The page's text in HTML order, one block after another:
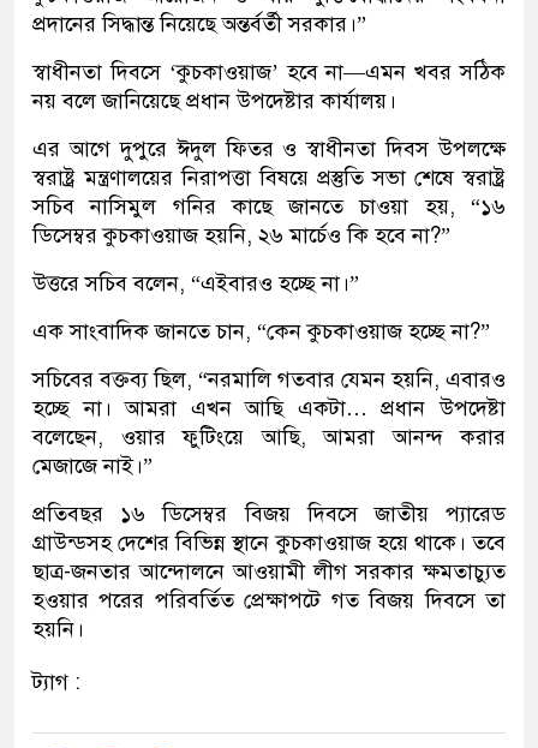
প্রদানের সিদ্ধান্ত নিয়েছে অন্তর্বর্তী সরকার।”
স্বাধীনতা দিবসে ‘কুচকাওয়াজ’ হবে না—এমন খবর সঠিক
নয় বলে জানিয়েছে প্রধান উপদেষ্টার কার্যালয়।
এর আগে দুপুরে ঈদুল ফিতর ও স্বাধীনতা দিবস উপলক্ষে
স্বরাষ্ট্র মন্ত্রণালয়ের নিরাপত্তা বিষয়ে প্রস্তুতি সভা শেষে স্বরাষ্ট্র
সচিব নাসিমুল গনির কাছে জানতে চাওয়া হয়, “১৬
ডিসেম্বর কুচকাওয়াজ হয়নি, ২৬ মার্চেও কি হবে না?”
উত্তরে সচিব বলেন, “এইবারও হচ্ছে না।”
এক সাংবাদিক জানতে চান, “কেন কুচকাওয়াজ হচ্ছে না?”
সচিবের বক্তব্য ছিল, “নরমালি গতবার যেমন হয়নি, এবারও
হচ্ছে না। আমরা এখন আছি একটা… প্রধান উপদেষ্টা
বলেছেন, ওয়ার ফুটিংয়ে আছি, আমরা আনন্দ করার
মেজাজে নাই।”
প্রতিবছর ১৬ ডিসেম্বর বিজয় দিবসে জাতীয় প্যারেড
গ্রাউন্ডসহ দেশের বিভিন্ন স্থানে কুচকাওয়াজ হয়ে থাকে। তবে
ছাত্র-জনতার আন্দোলনে আওয়ামী লীগ সরকার ক্ষমতাচ্যুত
হওয়ার পরের পরিবর্তিত প্রেক্ষাপটে গত বিজয় দিবসে তা
হয়নি।
ট্যাগ :